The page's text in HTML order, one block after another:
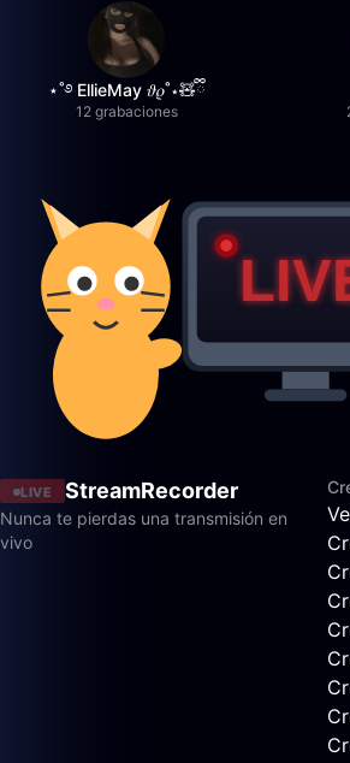
⋆˚࿔ EllieMay 𝜗𝜚˚⋆🧸ྀི
12 grabaciones
LIVE StreamRecorder
Nunca te pierdas una transmisión en
vivo